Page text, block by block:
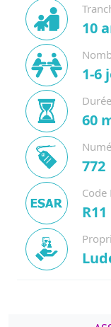
10
1-6
60
772
Code
R11